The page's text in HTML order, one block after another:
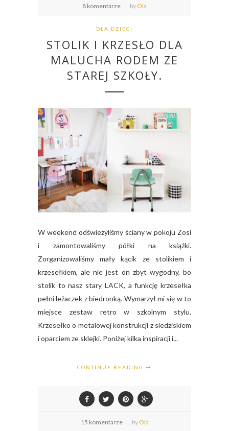
8 komentarze , by Ola
DLA DZIECI
STOLIK I KRZESŁO DLA
MALUCHA RODEM ZE
STAREJ SZKOŁY.
W weekend odświeżyliśmy ściany w pokoju Zosi
i zamontowaliśmy półki na książki.
Zorganizowaliśmy mały kącik ze stolikiem i
krzesełkiem, ale nie jest on zbyt wygodny, bo
stolik to nasz stary LACK, a funkcję krzesełka
pełni leżaczek z biedronką. Wymarzył mi się w to
miejsce zestaw retro w szkolnym stylu.
Krzesełko o metalowej konstrukcji z siedziskiem
i oparciem ze sklejki. Poniżej kilka inspiracji i...
CONTINUE READING
15 komentarze , by Ola